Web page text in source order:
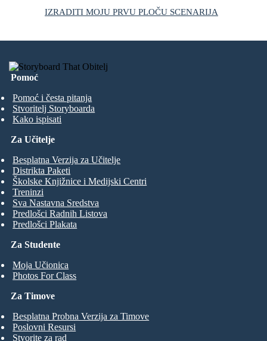
IZRADITI MOJU PRVU PLOČU SCENARIJA
Pomoć
Pomoć i česta pitanja
Stvoritelj Storyboarda
Kako ispisati
Za Studente
Moja Učionica
Photos For Class
Za Učitelje
Besplatna Verzija za Učitelje
Distrikta Paketi
Školske Knjižnice i Medijski Centri
Treninzi
Sva Nastavna Sredstva
Predlošci Radnih Listova
Predlošci Plakata
Za Timove
Besplatna Probna Verzija za Timove
Poslovni Resursi
Stvorite za rad